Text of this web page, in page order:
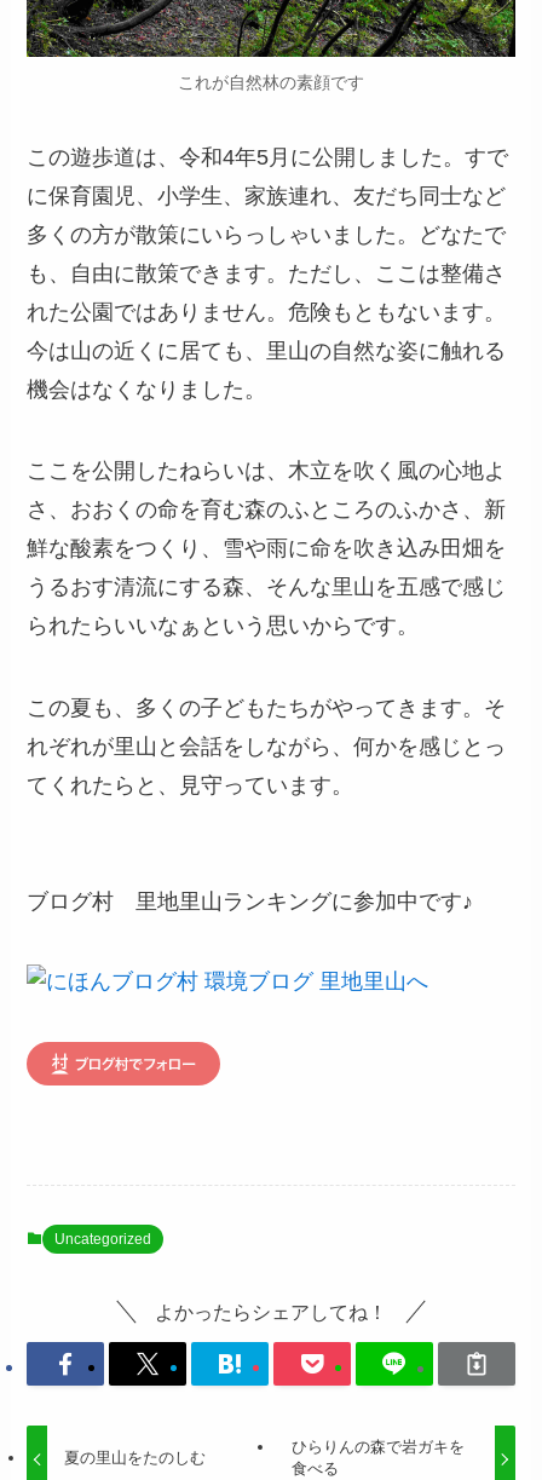
これが自然林の素顔です
この遊歩道は、令和4年5月に公開しました。すで
に保育園児、小学生、家族連れ、友だち同士など
多くの方が散策にいらっしゃいました。どなたで
も、自由に散策できます。ただし、ここは整備さ
れた公園ではありません。危険もともないます。
今は山の近くに居ても、里山の自然な姿に触れる
機会はなくなりました。
ここを公開したねらいは、木立を吹く風の心地よ
さ、おおくの命を育む森のふところのふかさ、新
鮮な酸素をつくり、雪や雨に命を吹き込み田畑を
うるおす清流にする森、そんな里山を五感で感じ
られたらいいなぁという思いからです。
この夏も、多くの子どもたちがやってきます。そ
れぞれが里山と会話をしながら、何かを感じとっ
てくれたらと、見守っています。
ブログ村 里地里山ランキングに参加中です♪
Uncategorized
よかったらシェアしてね！
夏の里山をたのしむ
ひらりんの森で岩ガキを
食べる